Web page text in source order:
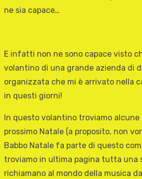
ne sia capace…
E infatti non ne sono capace visto
volantino di una grande azienda di
organizzata che mi è arrivato nella
in questi giorni!
In questo volantino troviamo alcune
prossimo Natale (a proposito, non
Babbo Natale fa parte di questo
troviamo in ultima pagina tutta una
richiamano al mondo della musica